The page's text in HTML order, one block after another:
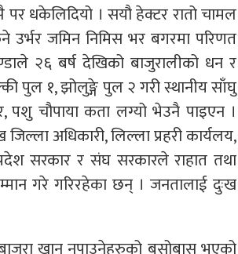
धकेलिदियो । सयौ हेक्टर रातो चामल
जमिन निमिस भर बगरमा परिणत
२६ बर्ष देखिको बाजुरालीको धन र
पुल १, झोलुङ्गे पुल २ गरी स्थानीय साँघु
पशु चौपाया कता लग्यो भेउनै पाइएन ।
अधिकारी, लिल्ला प्रहरी कार्यलय,
सरकार र संघ सरकारले राहात तथा
गरे गरिरहेका छन् । जनतालाई दुःख